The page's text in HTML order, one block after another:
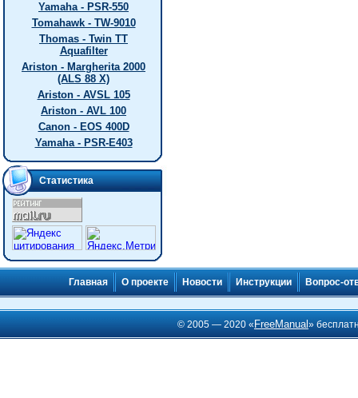
Yamaha - PSR-550
Tomahawk - TW-9010
Thomas - Twin TT
Aquafilter
Ariston - Margherita 2000
(ALS 88 X)
Ariston - AVSL 105
Ariston - AVL 100
Canon - EOS 400D
Yamaha - PSR-E403
Статистика
Главная О проекте Новости Инструкции Вопрос-
© 2005 — 2020 « FreeManual»